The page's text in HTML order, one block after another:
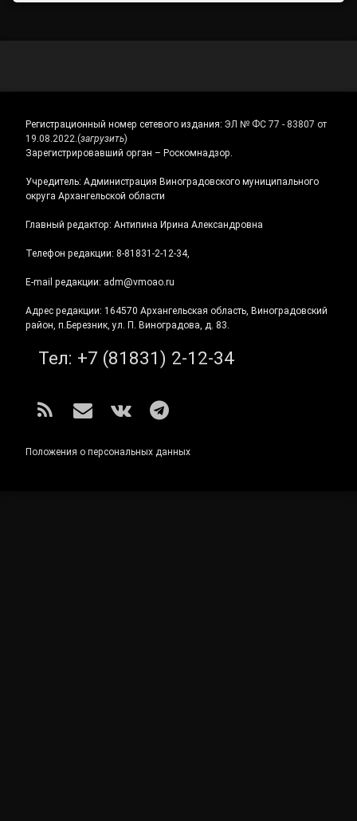
Регистрационный номер сетевого издания: ЭЛ № ФС 77 - 83807 от
19.08.2022.(загрузить)
Зарегистрировавший орган – Роскомнадзор.
Учредитель: Администрация Виноградовского муниципального
округа Архангельской области
Главный редактор: Антипина Ирина Александровна
Телефон редакции: 8-81831-2-12-34,
E-mail редакции: adm@vmoao.ru
Адрес редакции: 164570 Архангельская область, Виноградовский
район, п.Березник, ул. П. Виноградова, д. 83.
Тел: +7 (81831) 2-12-34
RSS E-mailВКонтакте
Telegram
Положения о персональных данных